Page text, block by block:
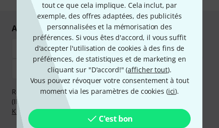
tout ce que cela implique. Cela inclut, par
exemple, des offres adaptées, des publicités
personnalisées et la mémorisation des
préférences. Si vous êtes d'accord, il vous suffit
d'accepter l'utilisation de cookies à des fins de
préférences, de statistiques et de marketing en
cliquant sur "D'accord!" (afficher tout).
Vous pouvez révoquer votre consentement à tout
moment via les paramètres de cookies (ici).
C'est bon
Achetez et payez en toute sécurité
Réglez de manière sûre et sécurisée par Virement
(IBAN/BIC), PayPal, Amazon Pay,
Klarna Payer en 3 foisou Carte de crédit.